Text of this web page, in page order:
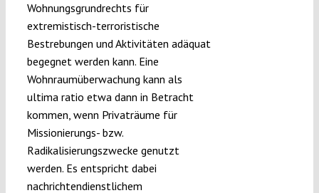
Wohnungsgrundrechts für
extremistisch-terroristische
Bestrebungen und Aktivitäten adäquat
begegnet werden kann. Eine
Wohnraumüberwachung kann als
ultima ratio etwa dann in Betracht
kommen, wenn Privaträume für
Missionierungs- bzw.
Radikalisierungszwecke genutzt
werden. Es entspricht dabei
nachrichtendienstlichem